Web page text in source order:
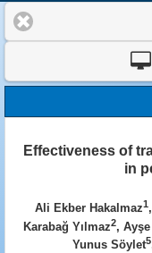
Effectiveness of
in
Ali Ekber Hakalmaz1
Karabağ Yılmaz2,
Yunus Söylet5